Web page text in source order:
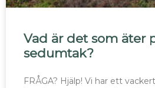
Vad är det som äter
sedumtak?
FRÅGA? Hjälp! Vi har ett